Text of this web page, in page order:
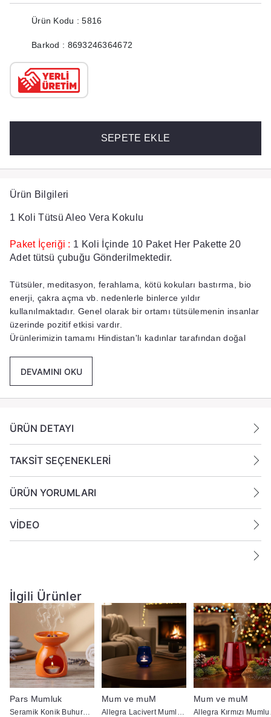
Ürün Kodu : 5816
Barkod : 8693246364672
SEPETE EKLE
Ürün Bilgileri
1 Koli Tütsü Aleo Vera Kokulu
Paket İçeriği : 1 Koli İçinde 10 Paket Her Pakette 20
Adet tütsü çubuğu Gönderilmektedir.
Tütsüler, meditasyon, ferahlama, kötü kokuları bastırma, bio
enerji, çakra açma vb. nedenlerle binlerce yıldır
kullanılmaktadır. Genel olarak bir ortamı tütsülemenin insanlar
üzerinde pozitif etkisi vardır.
Ürünlerimizin tamamı Hindistan'lı kadınlar tarafından doğal
DEVAMINI OKU
ÜRÜN DETAYI
TAKSİT SEÇENEKLERİ
ÜRÜN YORUMLARI
VİDEO
İlgili Ürünler
Pars Mumluk
Seramik Konik Buhurdanlık Turuncu
Mum ve muM
Allegra Lacivert Mumluk 41536
Mum ve muM